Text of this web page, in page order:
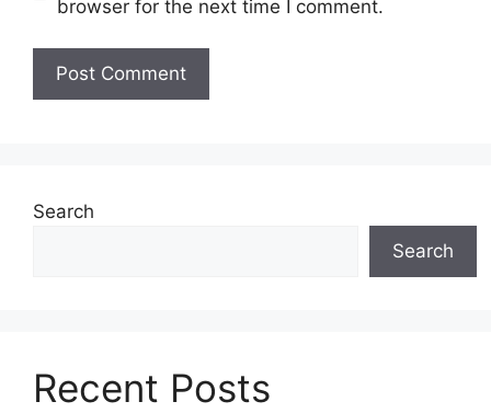
browser for the next time I comment.
Search
Search
Recent Posts